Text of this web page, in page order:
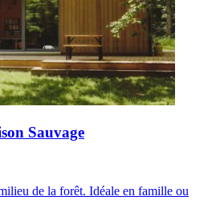
Sauvage
de la forêt. Idéale en famille ou